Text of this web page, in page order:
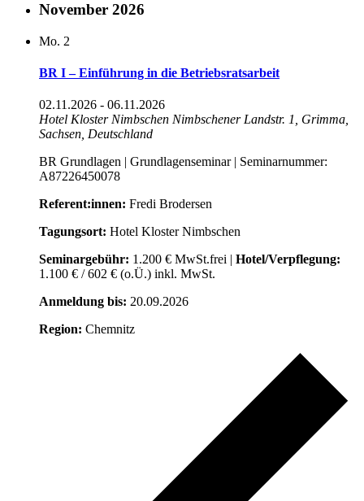
November 2026
Mo. 2
BR I – Einführung in die Betriebsratsarbeit
02.11.2026 - 06.11.2026
Hotel Kloster Nimbschen Nimbschener Landstr. 1, Grimma,
Sachsen, Deutschland
BR Grundlagen | Grundlagenseminar | Seminarnummer:
A87226450078
Referent:innen: Fredi Brodersen
Tagungsort: Hotel Kloster Nimbschen
Seminargebühr: 1.200 € MwSt.frei | Hotel/Verpflegung:
1.100 € / 602 € (o.Ü.) inkl. MwSt.
Anmeldung bis: 20.09.2026
Region: Chemnitz